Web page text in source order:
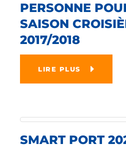
PERSONNE
SAISON
2017/2018
LIRE PLUS
SMART PORT